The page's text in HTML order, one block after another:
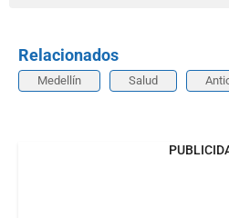
Relacionados
Medellín Salud